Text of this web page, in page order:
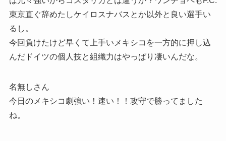
東京直ぐ辞めたしケイロスナバスとか以外と良い選手い
るし。
今回負けたけど早くて上手いメキシコを一方的に押し込
んだドイツの個人技と組織力はやっぱり凄いんだな。
名無しさん
今日のメキシコ劇強い！速い！！攻守で勝ってました
ね。